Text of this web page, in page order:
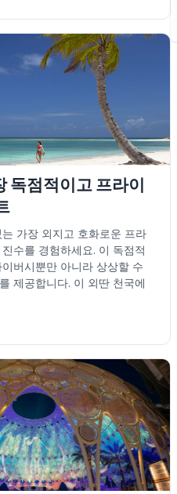
독점적이고 프라이
가장 외지고 호화로운 프라
수를 경험하세요. 이 독점적
버시뿐만 아니라 상상할 수
제공합니다. 이 외딴 천국에